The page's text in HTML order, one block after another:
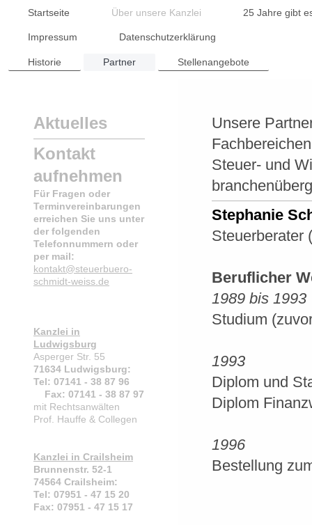
Startseite Über unsere Kanzlei 25 Jahre gibt
Impressum Datenschutzerklärung
Historie Partner Stellenangebote
Unsere
Steuer- und
Stephanie
Steuerberater
Beruflicher
1989 bis 1993
Studium
1993
Diplom und
Diplom
1996
Bestellung
Aktuelles
Kontakt
aufnehmen
Für Fragen oder
Terminvereinbarungen
erreichen Sie uns unter
der folgenden
Telefonnummern oder
per mail:
kontakt@steuerbuero-
schmidt-weiss.de
Kanzlei in
Ludwigsburg
Asperger Str. 55
71634 Ludwigsburg:
Tel: 07141 - 38 87 96
Fax: 07141 - 38 87 97
mit Rechtsanwälten
Prof. Hauffe & Collegen
Kanzlei in Crailsheim
Brunnenstr. 52-1
74564 Crailsheim:
Tel: 07951 - 47 15 20
Fax: 07951 - 47 15 17